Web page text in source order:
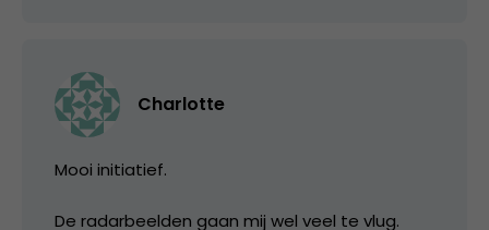
Charlotte
Mooi initiatief.
De radarbeelden gaan mij wel veel te vlug.